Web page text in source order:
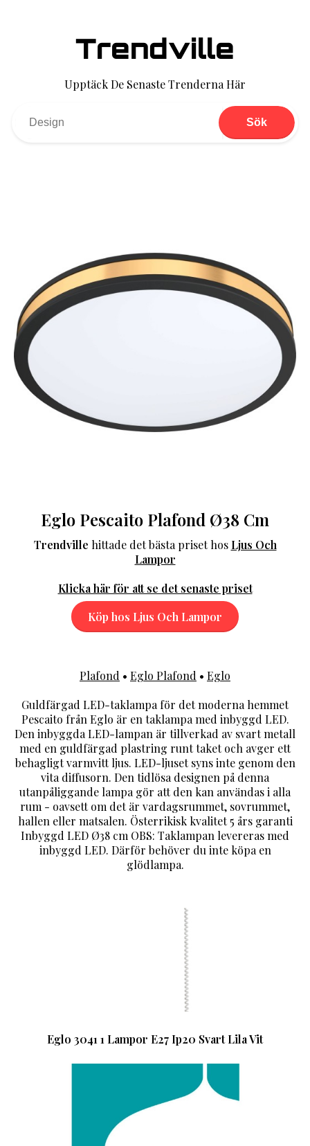
Trendville
Upptäck De Senaste Trenderna Här
Sök
Eglo Pescaito Plafond Ø38 Cm
Trendville hittade det bästa priset hos Ljus Och
Lampor
Klicka här för att se det senaste priset
Köp hos Ljus Och Lampor
Plafond • Eglo Plafond • Eglo
Guldfärgad LED-taklampa för det moderna hemmet
Pescaito från Eglo är en taklampa med inbyggd LED.
Den inbyggda LED-lampan är tillverkad av svart metall
med en guldfärgad plastring runt taket och avger ett
behagligt varmvitt ljus. LED-ljuset syns inte genom den
vita diffusorn. Den tidlösa designen på denna
utanpåliggande lampa gör att den kan användas i alla
rum - oavsett om det är vardagsrummet, sovrummet,
hallen eller matsalen. Österrikisk kvalitet 5 års garanti
Inbyggd LED Ø38 cm OBS: Taklampan levereras med
inbyggd LED. Därför behöver du inte köpa en
glödlampa.
Eglo 3041 1 Lampor E27 Ip20 Svart Lila Vit